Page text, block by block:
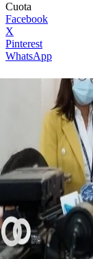
Cuota
Facebook
X
Pinterest
WhatsApp